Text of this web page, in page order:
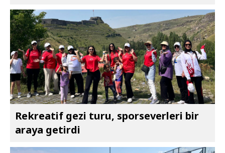
Rekreatif gezi turu, sporseverleri bir
araya getirdi